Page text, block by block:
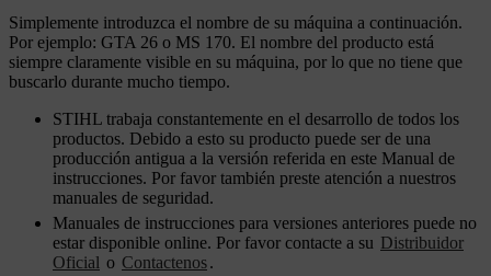
Simplemente introduzca el nombre de su máquina a continuación.
Por ejemplo: GTA 26 o MS 170. El nombre del producto está
siempre claramente visible en su máquina, por lo que no tiene que
buscarlo durante mucho tiempo.
STIHL trabaja constantemente en el desarrollo de todos los
productos. Debido a esto su producto puede ser de una
producción antigua a la versión referida en este Manual de
instrucciones. Por favor también preste atención a nuestros
manuales de seguridad.
Manuales de instrucciones para versiones anteriores puede no
estar disponible online. Por favor contacte a su Distribuidor
Oficial o Contactenos.